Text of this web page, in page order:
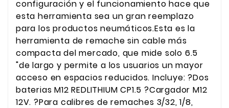
configuración y el funcionamiento hace que
esta herramienta sea un gran reemplazo
para los productos neumáticos.Esta es la
herramienta de remache sin cable más
compacta del mercado, que mide solo 6.5
"de largo y permite a los usuarios un mayor
acceso en espacios reducidos. Incluye: ?Dos
baterias M12 REDLITHIUM CP1.5 ?Cargador M12
12V. ?Para calibres de remaches 3/32, 1/8,